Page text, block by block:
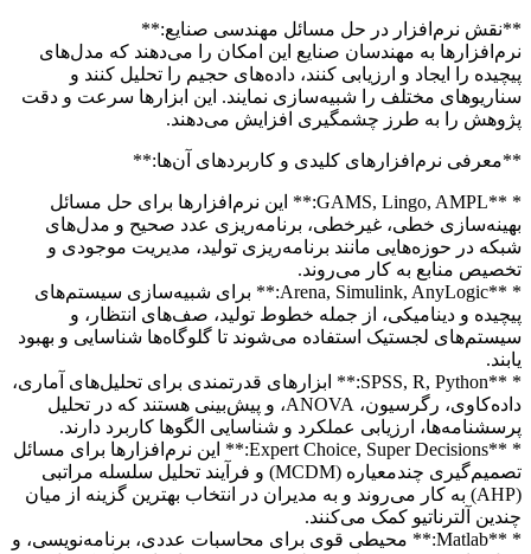
**نقش نرم‌افزار در حل مسائل مهندسی صنایع:**
نرم‌افزارها به مهندسان صنایع این امکان را می‌دهند که مدل‌های
پیچیده را ایجاد و ارزیابی کنند، داده‌های حجیم را تحلیل کنند و
سناریوهای مختلف را شبیه‌سازی نمایند. این ابزارها سرعت و دقت
پژوهش را به طرز چشمگیری افزایش می‌دهند.
**معرفی نرم‌افزارهای کلیدی و کاربردهای آن‌ها:**
* **GAMS, Lingo, AMPL:** این نرم‌افزارها برای حل مسائل
بهینه‌سازی خطی، غیرخطی، برنامه‌ریزی عدد صحیح و مدل‌های
شبکه در حوزه‌هایی مانند برنامه‌ریزی تولید، مدیریت موجودی و
تخصیص منابع به کار می‌روند.
* **Arena, Simulink, AnyLogic:** برای شبیه‌سازی سیستم‌های
پیچیده و دینامیکی، از جمله خطوط تولید، صف‌های انتظار، و
سیستم‌های لجستیک استفاده می‌شوند تا گلوگاه‌ها شناسایی و بهبود
یابند.
* **SPSS, R, Python:** ابزارهای قدرتمندی برای تحلیل‌های آماری،
داده‌کاوی، رگرسیون، ANOVA، و پیش‌بینی هستند که در تحلیل
پرسشنامه‌ها، ارزیابی عملکرد و شناسایی الگوها کاربرد دارند.
* **Expert Choice, Super Decisions:** این نرم‌افزارها برای مسائل
تصمیم‌گیری چندمعیاره (MCDM) و فرآیند تحلیل سلسله مراتبی
(AHP) به کار می‌روند و به مدیران در انتخاب بهترین گزینه از میان
چندین آلترناتیو کمک می‌کنند.
* **Matlab:** محیطی قوی برای محاسبات عددی، برنامه‌نویسی، و